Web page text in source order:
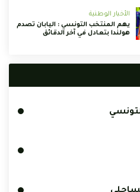
الأخبار الوطنية
يهم المنتخب التونسي : اليابان تصدم
هولندا بتعادل في آخر الدقائق